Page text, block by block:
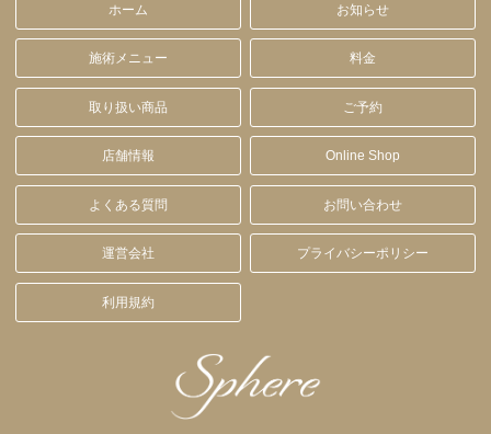
ホーム お知らせ
施術メニュー 料金
取り扱い商品 ご予約
店舗情報 Online Shop
よくある質問 お問い合わせ
運営会社 プライバシーポリシー
利用規約